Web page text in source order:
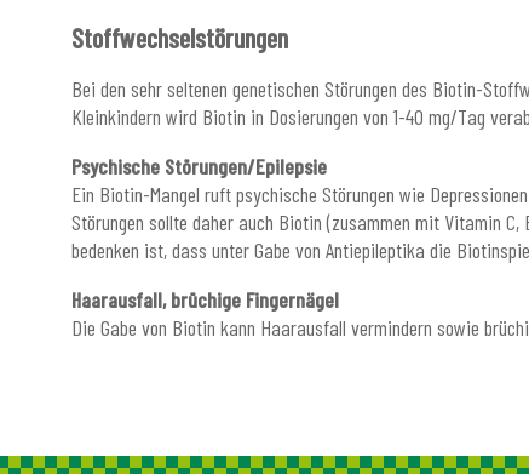
Stoffwechselstörungen
Bei den sehr seltenen genetischen Störungen des Biotin-
Kleinkindern wird Biotin in Dosierungen von 1-40 mg/Tag
Psychische Störungen/Epilepsie
Ein Biotin-Mangel ruft psychische Störungen wie
Störungen sollte daher auch Biotin (zusammen mit Vitamin C,
bedenken ist, dass unter Gabe von Antiepileptika die
Haarausfall, brüchige Fingernägel
Die Gabe von Biotin kann Haarausfall vermindern sowie